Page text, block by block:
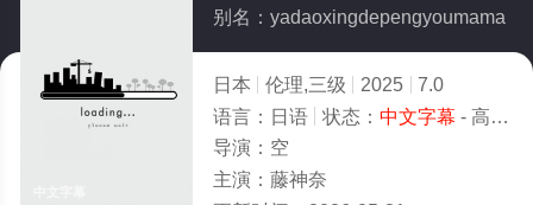
别名：yadaoxingdepengyoumama
日本 伦理,三级 2025
7.0
语言： 日语 状态： 中文字幕 - 高清免费在线观看
导演： 空
主演： 藤神奈